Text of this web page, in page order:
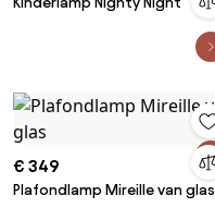
€ 349
Plafondlamp Mireille van glas